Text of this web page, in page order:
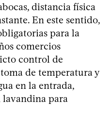
distancia física
En este sentido,
para la
comercios
control de
de temperatura y
en la entrada,
lavandina para